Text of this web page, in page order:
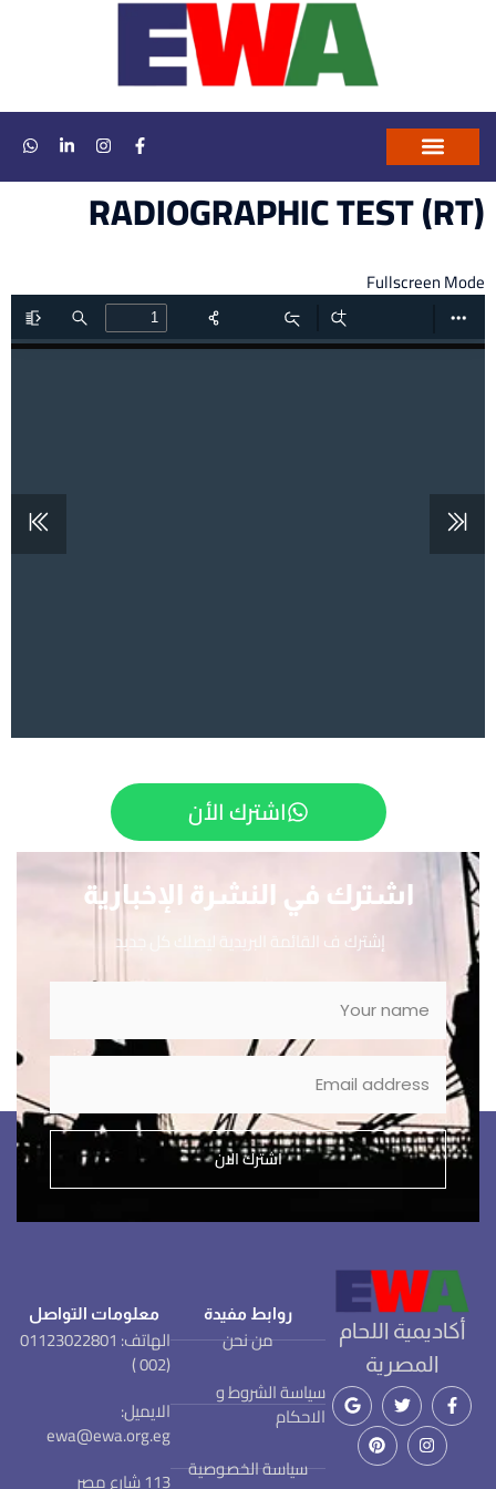
RADIOGRAPHIC TEST (RT)
Fullscreen Mode
اشترك الأن
اشترك في النشرة الإخبارية
إشترك ف القائمة البريدية ليصلك كل جديد
اشترك الان
أكاديمية اللحام
المصرية
روابط مفيدة
من نحن
سياسة الشروط و
الاحكام
سياسة الخصوصية
معلومات التواصل
الهاتف: 01123022801
(002 )
الايميل:
ewa@ewa.org.eg
113 شارع مصر